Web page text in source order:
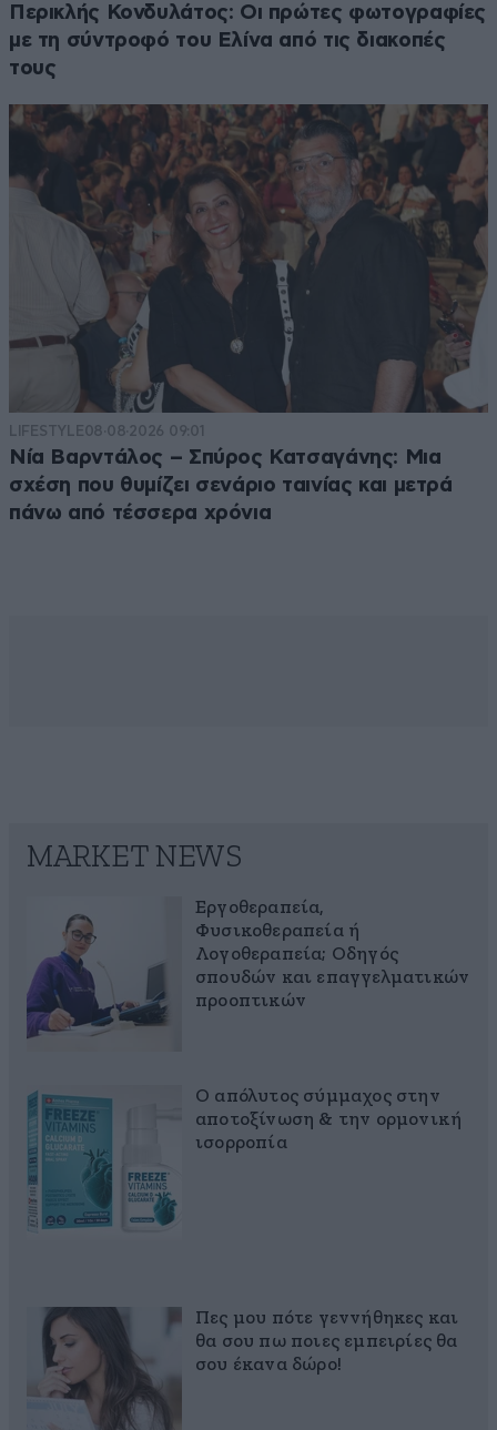
Περικλής Κονδυλάτος: Οι πρώτες φωτογραφίες
με τη σύντροφό του Ελίνα από τις διακοπές
τους
LIFESTYLE08·08·2026 09:01
Νία Βαρντάλος – Σπύρος Κατσαγάνης: Μια
σχέση που θυμίζει σενάριο ταινίας και μετρά
πάνω από τέσσερα χρόνια
MARKET NEWS
Εργοθεραπεία,
Φυσικοθεραπεία ή
Λογοθεραπεία; Οδηγός
σπουδών και επαγγελματικών
προοπτικών
Ο απόλυτος σύμμαχος στην
αποτοξίνωση & την ορμονική
ισορροπία
Πες μου πότε γεννήθηκες και
θα σου πω ποιες εμπειρίες θα
σου έκανα δώρο!